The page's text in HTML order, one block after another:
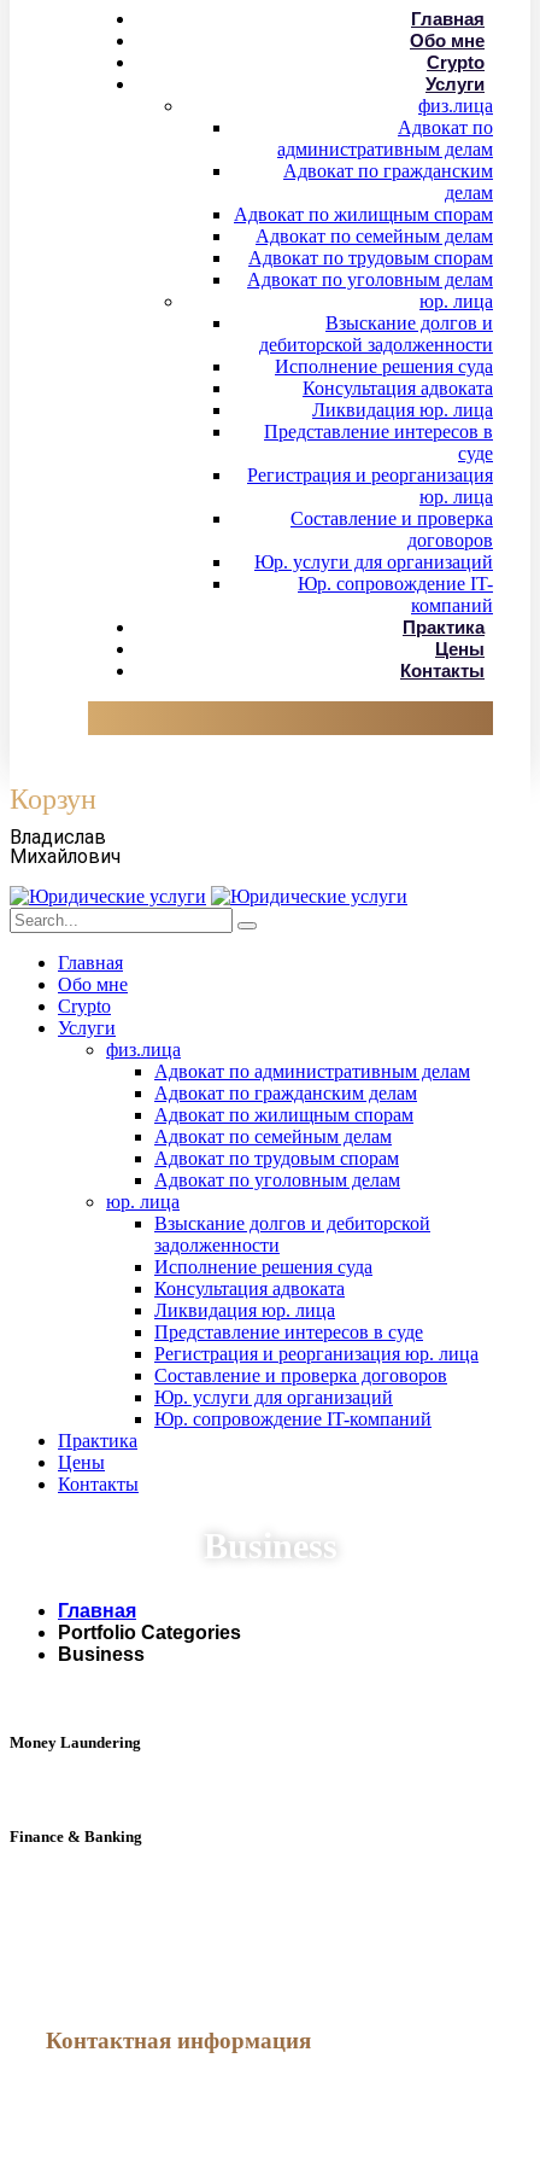
Главная
Обо мне
Crypto
Услуги
физ.лица
Адвокат по
административным делам
Адвокат по гражданским
делам
Адвокат по жилищным спорам
Адвокат по семейным делам
Адвокат по трудовым спорам
Адвокат по уголовным делам
юр. лица
Взыскание долгов и
дебиторской задолженности
Исполнение решения суда
Консультация адвоката
Ликвидация юр. лица
Представление интересов в
суде
Регистрация и реорганизация
юр. лица
Составление и проверка
договоров
Юр. услуги для организаций
Юр. сопровождение IT-
компаний
Практика
Цены
Контакты
Корзун
Владислав
Михайлович
Главная
Обо мне
Crypto
Услуги
физ.лица
Адвокат по административным делам
Адвокат по гражданским делам
Адвокат по жилищным спорам
Адвокат по семейным делам
Адвокат по трудовым спорам
Адвокат по уголовным делам
юр. лица
Взыскание долгов и дебиторской
задолженности
Исполнение решения суда
Консультация адвоката
Ликвидация юр. лица
Представление интересов в суде
Регистрация и реорганизация юр. лица
Составление и проверка договоров
Юр. услуги для организаций
Юр. сопровождение IT-компаний
Практика
Цены
Контакты
Business
Главная
Portfolio Categories
Business
Money Laundering
Finance & Banking
Контактная информация